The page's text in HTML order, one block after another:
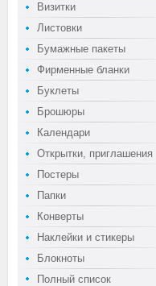
Визитки
Листовки
Бумажные пакеты
Фирменные бланки
Буклеты
Брошюры
Календари
Открытки, приглашения
Постеры
Папки
Конверты
Наклейки и стикеры
Блокноты
Полный список